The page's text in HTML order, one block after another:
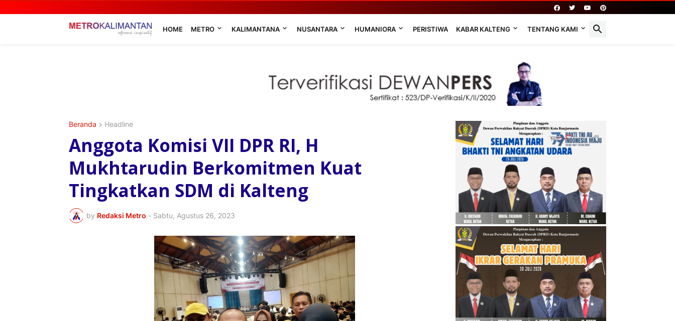
HOME METRO KALIMANTANA NUSANTARA HUMANIORA PERISTIWA KABAR KALTENG TENTANG KAMI
Beranda Headline
Anggota Komisi VII DPR RI, H
Mukhtarudin Berkomitmen Kuat
Tingkatkan SDM di Kalteng
by Redaksi Metro - Sabtu, Agustus 26, 2023